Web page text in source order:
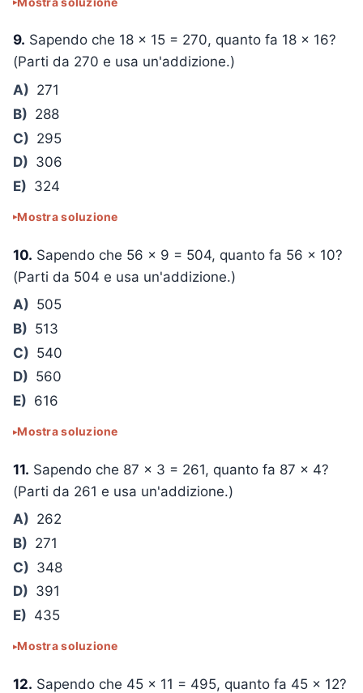
9. Sapendo che 18 × 15 = 270, quanto fa 18 × 16?
(Parti da 270 e usa un'addizione.)
A) 271
B) 288
C) 295
D) 306
E) 324
Mostra soluzione
10. Sapendo che 56 × 9 = 504, quanto fa 56 × 10?
(Parti da 504 e usa un'addizione.)
A) 505
B) 513
C) 540
D) 560
E) 616
Mostra soluzione
11. Sapendo che 87 × 3 = 261, quanto fa 87 × 4?
(Parti da 261 e usa un'addizione.)
A) 262
B) 271
C) 348
D) 391
E) 435
Mostra soluzione
12. Sapendo che 45 × 11 = 495, quanto fa 45 × 12?